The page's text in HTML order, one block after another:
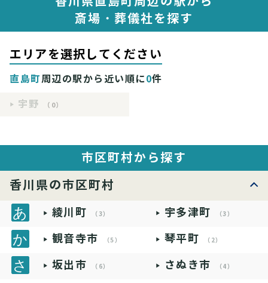
斎場・葬儀社を探す
エリアを選択してください
直島町周辺の駅から近い順に0件
宇野
（0）
市区町村から探す
香川県の市区町村
綾川町 （3） 宇多津町 （3）
観音寺市 （5） 琴平町 （2）
坂出市 （6） さぬき市 （4）